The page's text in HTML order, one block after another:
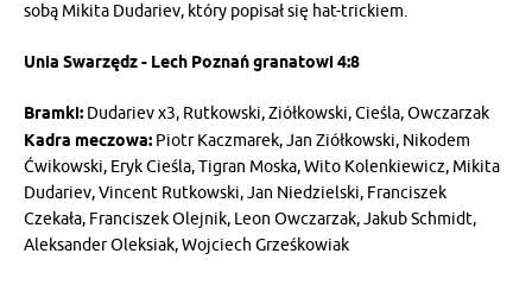
sobą Mikita Dudariev, który popisał się hat-trickiem.
Unia Swarzędz - Lech Poznań granatowi 4:8
Bramki: Dudariev x3, Rutkowski, Ziółkowski, Cieśla, Owczarzak
Kadra meczowa: Piotr Kaczmarek, Jan Ziółkowski, Nikodem
Ćwikowski, Eryk Cieśla, Tigran Moska, Wito Kolenkiewicz, Mikita
Dudariev, Vincent Rutkowski, Jan Niedzielski, Franciszek
Czekała, Franciszek Olejnik, Leon Owczarzak, Jakub Schmidt,
Aleksander Oleksiak, Wojciech Grześkowiak